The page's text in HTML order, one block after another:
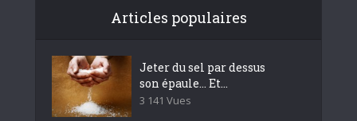
Articles populaires
Jeter du sel par dessus
son épaule… Et...
3 141 Vues